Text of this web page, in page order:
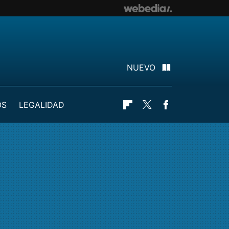
NUEVO
LEGALIDAD Flipboard
Twitter